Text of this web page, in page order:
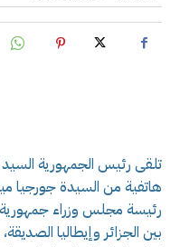
تلقى رئيس الجمهورية السيد
هاتفية من السيدة جورجيا
رئيسة مجلس وزراء جمهورية
بين الجزائر وإيطاليا